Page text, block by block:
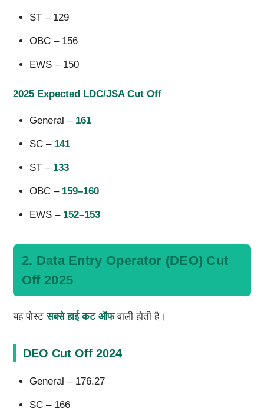
ST – 129
OBC – 156
EWS – 150
2025 Expected LDC/JSA Cut Off
General – 161
SC – 141
ST – 133
OBC – 159–160
EWS – 152–153
2. Data Entry Operator (DEO) Cut
Off 2025
यह पोस्टसबसे हाई कट ऑफवाली होती है।
DEO Cut Off 2024
General – 176.27
SC – 166